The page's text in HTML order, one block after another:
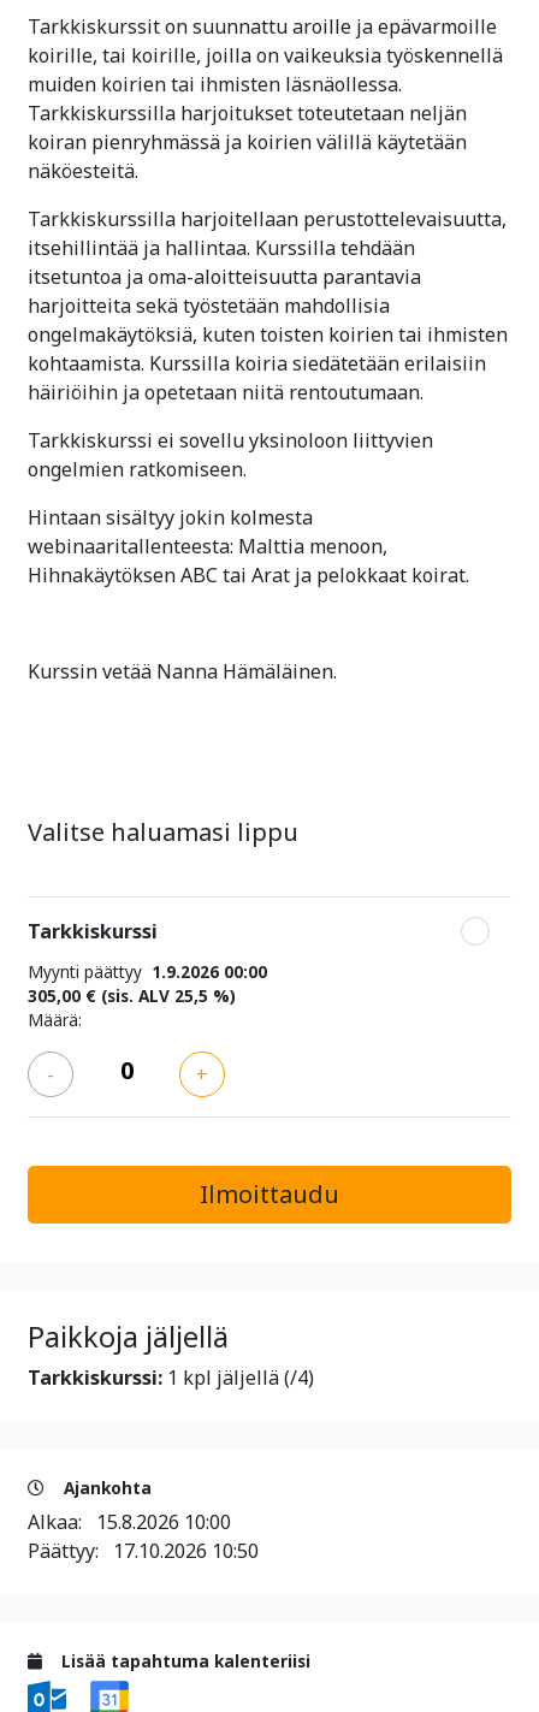
Tarkkiskurssit on suunnattu aroille ja epävarmoille
koirille, tai koirille, joilla on vaikeuksia työskennellä
muiden koirien tai ihmisten läsnäollessa.
Tarkkiskurssilla harjoitukset toteutetaan neljän
koiran pienryhmässä ja koirien välillä käytetään
näköesteitä.
Tarkkiskurssilla harjoitellaan perustottelevaisuutta,
itsehillintää ja hallintaa. Kurssilla tehdään
itsetuntoa ja oma-aloitteisuutta parantavia
harjoitteita sekä työstetään mahdollisia
ongelmakäytöksiä, kuten toisten koirien tai ihmisten
kohtaamista. Kurssilla koiria siedätetään erilaisiin
häiriöihin ja opetetaan niitä rentoutumaan.
Tarkkiskurssi ei sovellu yksinoloon liittyvien
ongelmien ratkomiseen.
Hintaan sisältyy jokin kolmesta
webinaaritallenteesta: Malttia menoon,
Hihnakäytöksen ABC tai Arat ja pelokkaat koirat.
Kurssin vetää Nanna Hämäläinen.
Valitse haluamasi lippu
Tarkkiskurssi
Myynti päättyy 1.9.2026 00:00
305,00 € (sis. ALV 25,5 %)
Määrä:
- +
Paikkoja jäljellä
Tarkkiskurssi: 1 kpl jäljellä (/4)
Ajankohta
Alkaa: 15.8.2026 10:00
Päättyy: 17.10.2026 10:50
Lisää tapahtuma kalenteriisi